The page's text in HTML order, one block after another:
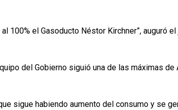
100% el Gasoducto Néstor Kirchner”, auguró
del Gobierno siguió una de las máximas de
sigue habiendo aumento del consumo y se